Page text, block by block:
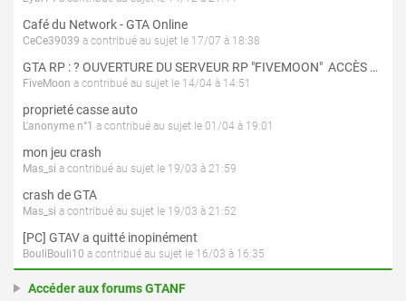
Café du Network - GTA Online
CeCe39039 a contribué au sujet le 17/07 à 18:38
GTA RP : ? OUVERTURE DU SERVEUR RP "FIVEMOON"  ACCÈS LIBRE ?
FiveMoon a contribué au sujet le 14/04 à 14:51
proprieté casse auto
L'anonyme n°1 a contribué au sujet le 01/04 à 19:01
mon jeu crash
Mas_si a contribué au sujet le 19/03 à 21:59
crash de GTA
Mas_si a contribué au sujet le 19/03 à 21:52
[PC] GTAV a quitté inopinément
BouliBouli10 a contribué au sujet le 16/03 à 16:35
Accéder aux forums GTANF